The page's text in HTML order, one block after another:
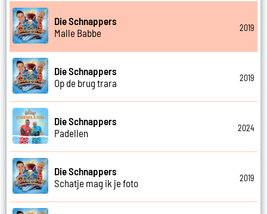
Die Schnappers
Malle Babbe
2019
Die Schnappers
Op de brug trara
2019
Die Schnappers
Padellen
2024
Die Schnappers
Schatje mag ik je foto
2019